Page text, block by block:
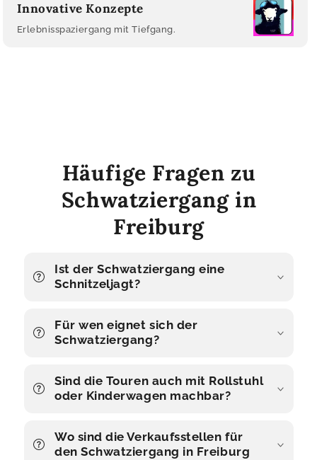
Innovative Konzepte
Erlebnisspaziergang mit Tiefgang.
Häufige Fragen zu
Schwatziergang in
Freiburg
Ist der Schwatziergang eine
Schnitzeljagt?
Für wen eignet sich der
Schwatziergang?
Sind die Touren auch mit Rollstuhl
oder Kinderwagen machbar?
Wo sind die Verkaufsstellen für
den Schwatziergang in Freiburg